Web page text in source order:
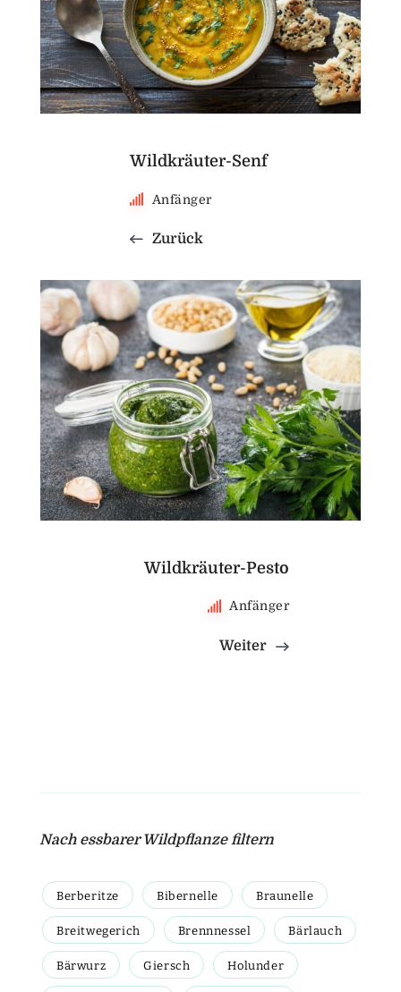
Wildkräuter-Senf
Anfänger
Zurück
Wildkräuter-Pesto
Anfänger
Weiter
Nach essbarer Wildpflanze filtern
Berberitze Bibernelle Braunelle
Breitwegerich Brennnessel Bärlauch
Bärwurz Giersch Holunder